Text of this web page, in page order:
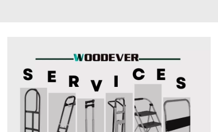
ショナルハンドトラックと
プラットフォームカートで
業務を強化しましょう